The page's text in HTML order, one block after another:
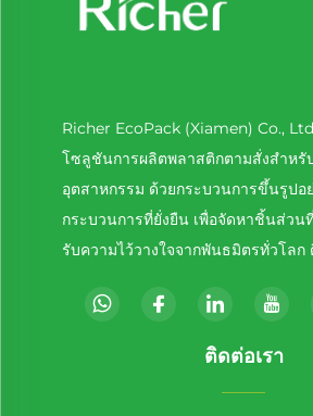
Richer EcoPack (Xiamen) Co.,
โซลูชันการผลิตพลาสติกตามสั่งสำหรั
อุตสาหกรรม ด้วยกระบวนการขึ้นรูปอ
กระบวนการที่ยั่งยืน เพื่อจัดหาชิ้นส่ว
รับความไว้วางใจจากพันธมิตรทั่วโลก
ติดต่อเรา